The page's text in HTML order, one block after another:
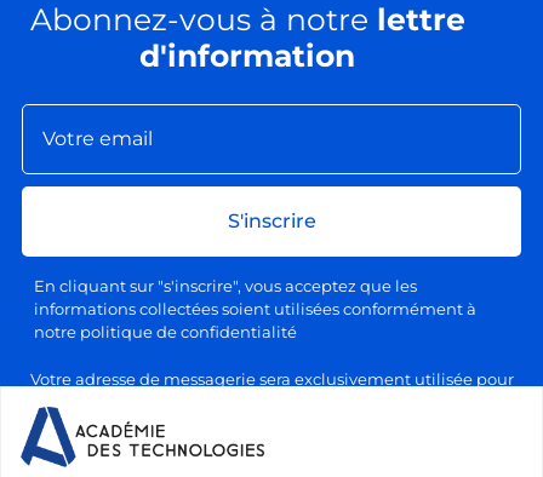
Abonnez-vous à notre lettre
d'information
S'inscrire
En cliquant sur "s'inscrire", vous acceptez que les
informations collectées soient utilisées conformément à
notre politique de confidentialité
Votre adresse de messagerie sera exclusivement utilisée pour
l'envoi de nos lettres d'information, conformément à notre
politique de confidentialité et de traitement des données
personnelles. Vous pourrez vous désabonner à tout moment en
cliquant sur le lien prévu à cet effet dans chaque newsletter.